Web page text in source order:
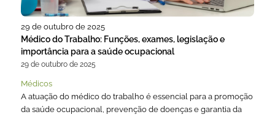
29 de outubro de 2025
Médico do Trabalho: Funções, exames, legislação e
importância para a saúde ocupacional
29 de outubro de 2025
Médicos
A atuação do médico do trabalho é essencial para a promoção
da saúde ocupacional, prevenção de doenças e garantia da